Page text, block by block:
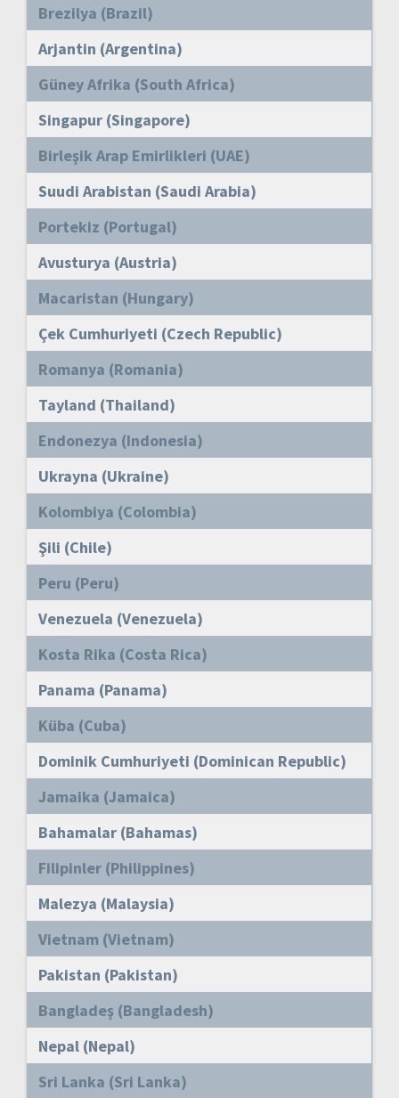
Brezilya (Brazil)
Arjantin (Argentina)
Güney Afrika (South Africa)
Singapur (Singapore)
Birleşik Arap Emirlikleri (UAE)
Suudi Arabistan (Saudi Arabia)
Portekiz (Portugal)
Avusturya (Austria)
Macaristan (Hungary)
Çek Cumhuriyeti (Czech Republic)
Romanya (Romania)
Tayland (Thailand)
Endonezya (Indonesia)
Ukrayna (Ukraine)
Kolombiya (Colombia)
Şili (Chile)
Peru (Peru)
Venezuela (Venezuela)
Kosta Rika (Costa Rica)
Panama (Panama)
Küba (Cuba)
Dominik Cumhuriyeti (Dominican Republic)
Jamaika (Jamaica)
Bahamalar (Bahamas)
Filipinler (Philippines)
Malezya (Malaysia)
Vietnam (Vietnam)
Pakistan (Pakistan)
Bangladeş (Bangladesh)
Nepal (Nepal)
Sri Lanka (Sri Lanka)